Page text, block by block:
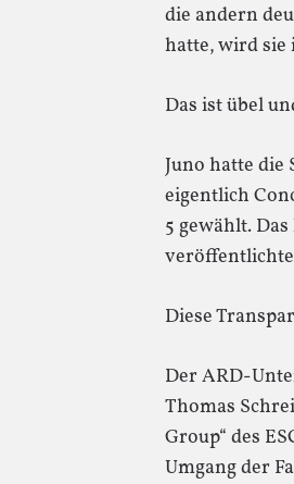
die andern
hatte, wird sie
Das ist übel
Juno hatte die
eigentlich
5 gewählt.
Diese
Der ARD-
Thomas
Group“ des
Umgang der